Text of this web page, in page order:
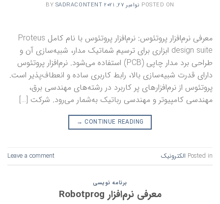
POSTED ON نوامبر 27, 2021 BY SADRACONTENT
معرفی نرم‌افزار پروتئوس: نرم‌افزار پروتئوس با نام کامل Proteus
design suite ابزاری برای ترسیم شماتیک مدار، شبیه‌سازی آن و
طراحی برد مدار چاپی (PCB) استفاده می‌شود. نرم‌افزار پروتئوس
دارای قدرت شبیه‌سازی بالا، رابط کاربری ساده و انعطاف‌پذیر است.
پروتئوس از نرم‌افزار‌های پر کاربرد در رشته‌های مهندسی برق،
مهندسی کامپیوتر و مهندسی رباتیک به‌شمار می‌رود. شرکت […]
CONTINUE READING
→
Posted in الکترونیک Leave a comment
برنامه نویسی
معرفی نرم‌افزار Robotprog